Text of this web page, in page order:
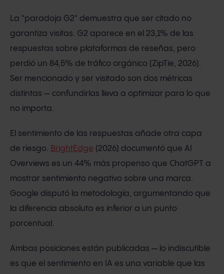
La "paradoja G2" demuestra que ser citado no
garantiza visitas. G2 aparece en el 23,1% de las
respuestas sobre plataformas de reseñas, pero
perdió un 84,5% de tráfico orgánico (ZipTie, 2026).
Ser mencionado y ser visitado son dos métricas
distintas — confundirlas lleva a optimizar para lo que
no importa.
El sentimiento de las respuestas añade otra capa
de riesgo. BrightEdge (2026) documentó que AI
Overviews es un 44% más propenso que ChatGPT a
mostrar sentimiento negativo sobre una marca.
Google disputó la metodología, argumentando que
la diferencia absoluta es inferior a un punto
porcentual.
Ambas posiciones están publicadas — lo indiscutible
es que el sentimiento en IA es una variable que las